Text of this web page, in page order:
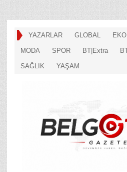
YAZARLAR GLOBAL
MODA SPOR BT|Extra
SAĞLIK YAŞAM